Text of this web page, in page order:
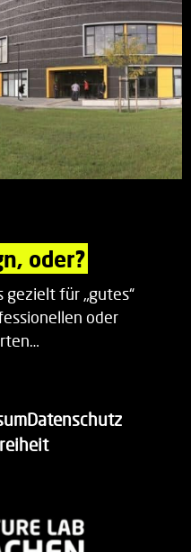
oder?
gezielt für „gutes“
oder
Datenschutz